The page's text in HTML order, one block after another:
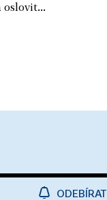
oslovit...
ODEBÍRAT